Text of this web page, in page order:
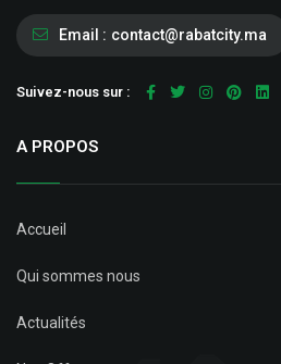
Email : contact@rabatcity.ma
Suivez-nous sur :
A PROPOS
Accueil
Qui sommes nous
Actualités